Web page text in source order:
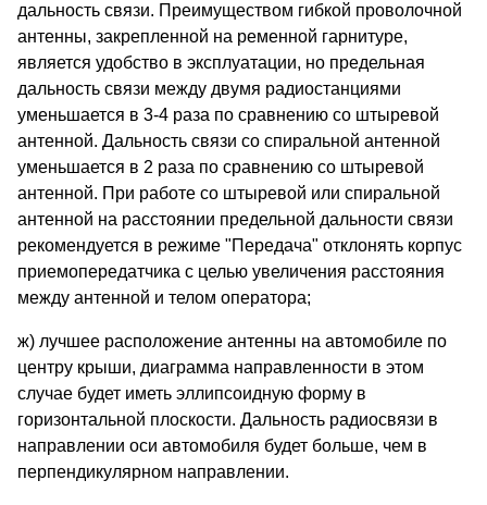
дальность связи. Преимуществом гибкой проволочной
антенны, закрепленной на ременной гарнитуре,
является удобство в эксплуатации, но предельная
дальность связи между двумя радиостанциями
уменьшается в 3-4 раза по сравнению со штыревой
антенной. Дальность связи со спиральной антенной
уменьшается в 2 раза по сравнению со штыревой
антенной. При работе со штыревой или спиральной
антенной на расстоянии предельной дальности связи
рекомендуется в режиме "Передача" отклонять корпус
приемопередатчика с целью увеличения расстояния
между антенной и телом оператора;
ж) лучшее расположение антенны на автомобиле по
центру крыши, диаграмма направленности в этом
случае будет иметь эллипсоидную форму в
горизонтальной плоскости. Дальность радиосвязи в
направлении оси автомобиля будет больше, чем в
перпендикулярном направлении.